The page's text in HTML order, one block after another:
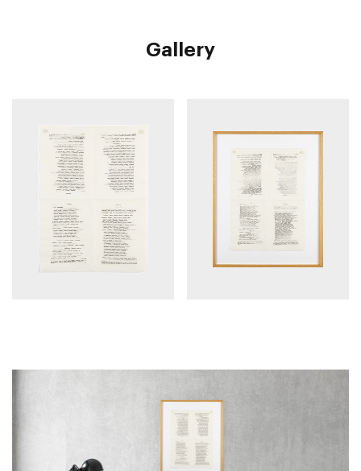
Gallery